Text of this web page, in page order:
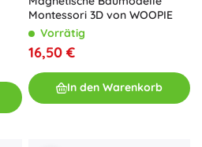
Montessori 3D von WOOPIE
Vorrätig
16,50 €
In den Warenkorb